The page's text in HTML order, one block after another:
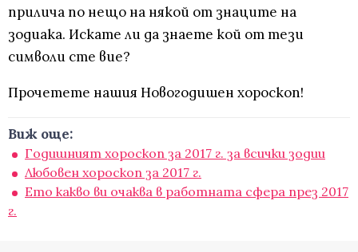
прилича по нещо на някой от знаците на
зодиака. Искате ли да знаете кой от тези
символи сте вие?
Прочетете нашия Новогодишен хороскоп!
Виж още:
Годишният хороскоп за 2017 г. за всички зодии
Любовен хороскоп за 2017 г.
Ето какво ви очаква в работната сфера през 2017
г.